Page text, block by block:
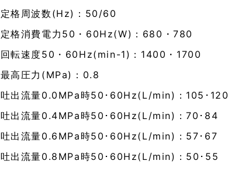
定格周波数(Hz)：50/60
定格消費電力50・60Hz(W)：680・780
回転速度50・60Hz(min-1)：1400・1700
最高圧力(MPa)：0.8
吐出流量0.0MPa時50･60Hz(L/min)：105･120
吐出流量0.4MPa時50･60Hz(L/min)：70･84
吐出流量0.6MPa時50･60Hz(L/min)：57･67
吐出流量0.8MPa時50･60Hz(L/min)：50･55